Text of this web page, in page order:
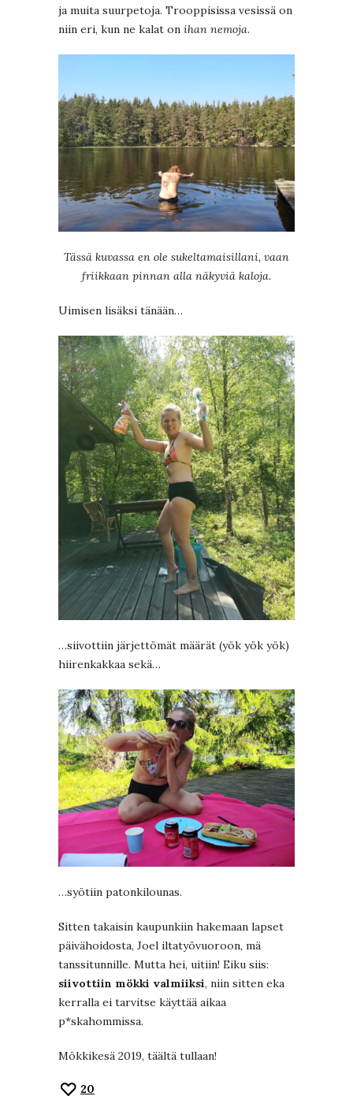
ja muita suurpetoja. Trooppisissa vesissä on
niin eri, kun ne kalat on ihan nemoja.
Tässä kuvassa en ole sukeltamaisillani, vaan
friikkaan pinnan alla näkyviä kaloja.
Uimisen lisäksi tänään…
…siivottiin järjettömät määrät (yök yök yök)
hiirenkakkaa sekä…
…syötiin patonkilounas.
Sitten takaisin kaupunkiin hakemaan lapset
päivähoidosta, Joel iltatyövuoroon, mä
tanssitunnille. Mutta hei, uitiin! Eiku siis:
siivottiin mökki valmiiksi, niin sitten eka
kerralla ei tarvitse käyttää aikaa
p*skahommissa.
Mökkikesä 2019, täältä tullaan!
20